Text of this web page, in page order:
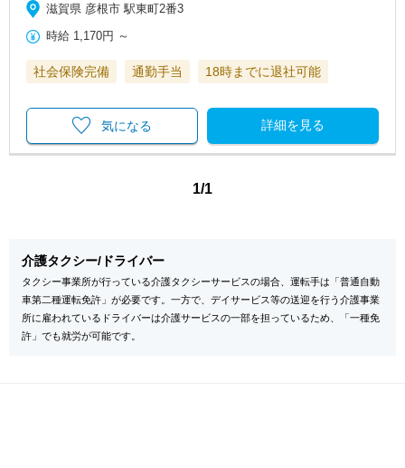
滋賀県 彦根市 駅東町2番3
時給 1,170円 ～
社会保険完備 通勤手当 18時までに退社可能
詳細を見る
気になる
1/1
介護タクシー/ドライバー
タクシー事業所が行っている介護タクシーサービスの場合、運転手は「普通自動
車第二種運転免許」が必要です。一方で、デイサービス等の送迎を行う介護事業
所に雇われているドライバーは介護サービスの一部を担っているため、「一種免
許」でも就労が可能です。